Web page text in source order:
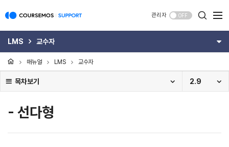
관리자 OFF
LMS 교수자
매뉴얼 LMS 교수자
목차보기 2.9
- 선다형